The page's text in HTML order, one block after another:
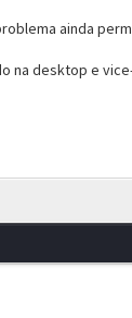
ainda
na desktop e